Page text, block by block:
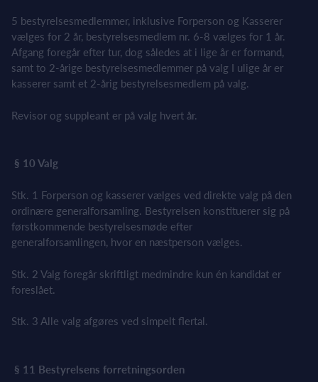
5 bestyrelsesmedlemmer, inklusive Forperson og Kasserer
vælges for 2 år, bestyrelsesmedlem nr. 6-8 vælges for 1 år.
Afgang foregår efter tur, dog således at i lige år er formand,
samt to 2-årige bestyrelsesmedlemmer på valg I ulige år er
kasserer samt et 2-årig bestyrelsesmedlem på valg.
Revisor og suppleant er på valg hvert år.
§ 10 Valg
Stk. 1 Forperson og kasserer vælges ved direkte valg på den
ordinære generalforsamling. Bestyrelsen konstituerer sig på
førstkommende bestyrelsesmøde efter
generalforsamlingen, hvor en næstperson vælges.
Stk. 2 Valg foregår skriftligt medmindre kun én kandidat er
foreslået.
Stk. 3 Alle valg afgøres ved simpelt flertal.
§ 11 Bestyrelsens forretningsorden